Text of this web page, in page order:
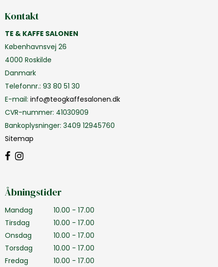
Kontakt
TE & KAFFE SALONEN
Københavnsvej 26
4000 Roskilde
Danmark
Telefonnr.: 93 80 51 30
E-mail: info@teogkaffesalonen.dk
CVR-nummer: 41030909
Bankoplysninger: 3409 12945760
Sitemap
Åbningstider
Mandag
10.00 - 17.00
Tirsdag
10.00 - 17.00
Onsdag
10.00 - 17.00
Torsdag
10.00 - 17.00
Fredag
10.00 - 17.00